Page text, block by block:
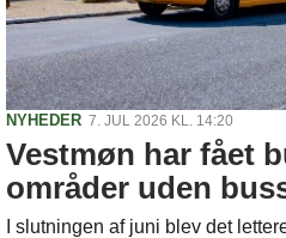
NYHEDER 7. JUL 2026 KL. 14:20
Vestmøn har fået
områder uden
I slutningen af juni blev det